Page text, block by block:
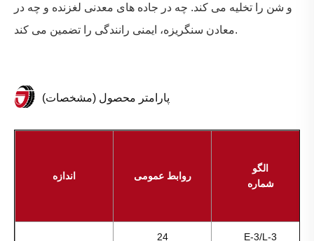
و شن را تخلیه می کند. چه در جاده های معدنی لغزنده و چه در
معادن سنگریزه، ایمنی رانندگی را تضمین می کند.
پارامتر محصول (مشخصات)
اندازه روابط عمومی
الگو
شماره
24 E-3/L-3